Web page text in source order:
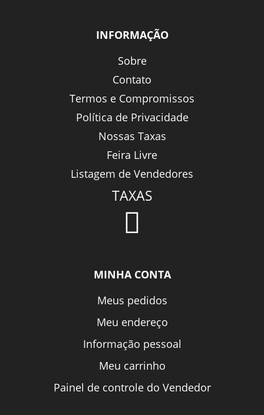
INFORMAÇÃO
Sobre
Contato
Termos e Compromissos
Política de Privacidade
Nossas Taxas
Feira Livre
Listagem de Vendedores
TAXAS
MINHA CONTA
Meus pedidos
Meu endereço
Informação pessoal
Meu carrinho
Painel de controle do Vendedor